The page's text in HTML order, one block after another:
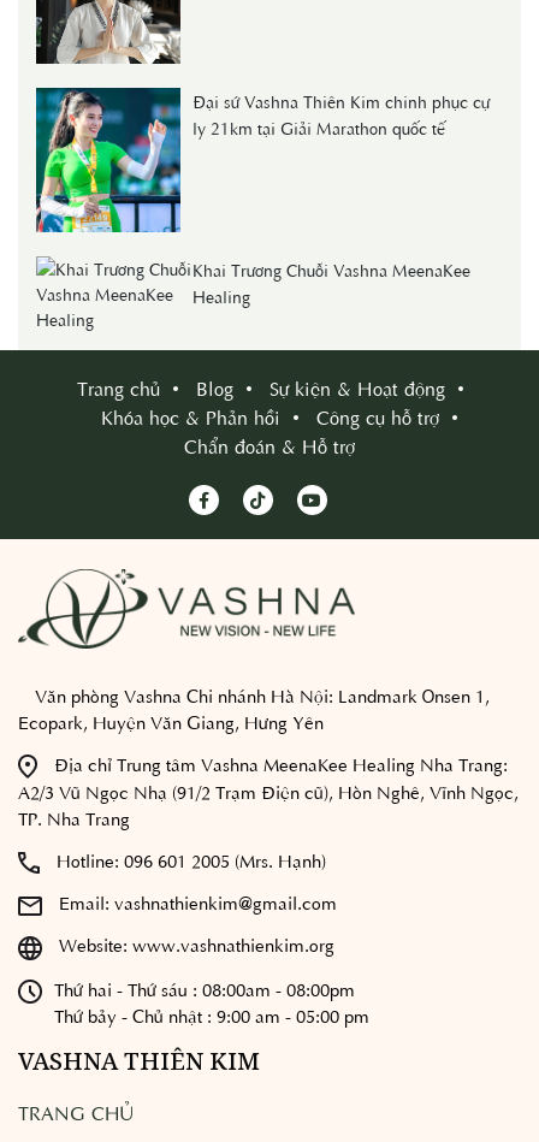
Đại sứ Vashna Thiên Kim chinh phục cự
ly 21km tại Giải Marathon quốc tế
Khai Trương Chuỗi Vashna MeenaKee
Healing
Trang chủ Blog
Sự kiện & Hoạt động
Khóa học & Phản hồi
Công cụ hỗ trợ
Chẩn đoán & Hỗ trợ
Văn phòng Vashna Chi nhánh Hà Nội: Landmark Onsen 1,
Ecopark, Huyện Văn Giang, Hưng Yên
Địa chỉ Trung tâm Vashna MeenaKee Healing Nha Trang:
A2/3 Vũ Ngọc Nhạ (91/2 Trạm Điện cũ), Hòn Nghê, Vĩnh Ngọc,
TP. Nha Trang
Hotline: 096 601 2005 (Mrs. Hạnh)
Email: vashnathienkim@gmail.com
Website: www.vashnathienkim.org
Thứ hai - Thứ sáu : 08:00am - 08:00pm
Thứ bảy - Chủ nhật : 9:00 am - 05:00 pm
VASHNA THIÊN KIM
TRANG CHỦ